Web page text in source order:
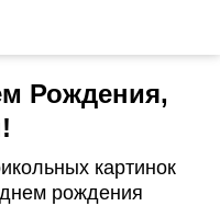
Рождения,
картинок
рождения